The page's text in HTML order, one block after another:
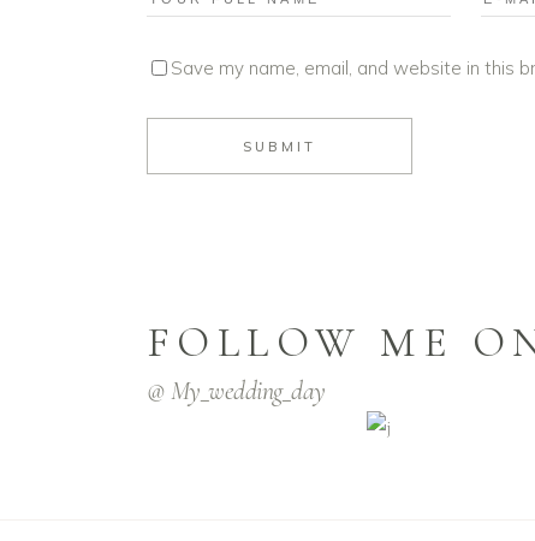
Save my name, email, and website in this
FOLLOW ME
@ My_wedding_day